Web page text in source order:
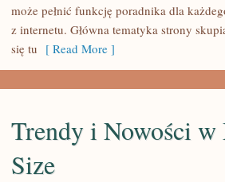
może pełnić funkcję poradnika dla
z internetu. Główna tematyka strony
się tu [ Read More ]
Trendy i Nowości w
Size